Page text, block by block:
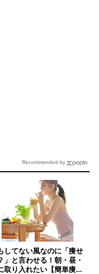
してない風なのに「痩せ
」と言わせる！朝・昼・
取り入れたい【簡単痩...
Recommended by